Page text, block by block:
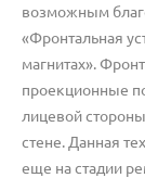
возможным
«Фронтальная
магнитах».
проекционные
лицевой
стене. Данная
еще на стадии